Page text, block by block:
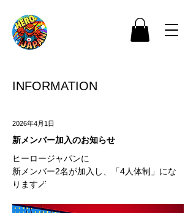
INFORMATION
2026年4月1日
新メンバー加入のお知らせ
ヒーロージャパンに
新メンバー2名が加入し、「4人体制」にな
ります🪄